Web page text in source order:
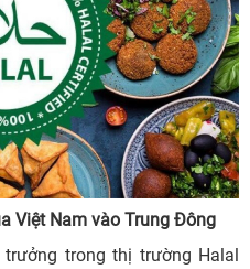
Việt Nam vào Trung Đông
trong thị trường Halal